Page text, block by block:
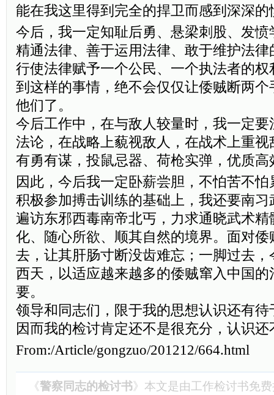
能在我这里得到完全的捍卫而感到深深的
今后，我一定知耻后勇、悬梁刺股、发
精通法律、善于运用法律、敢于维护法
行使法律赋予一个公民、一个执法者的
到这样的事情，绝不会仅仅让倭贼断两
他们了。
今后工作中，在与敌人较量时，我一定
法论，在战略上藐视敌人，在战术上重
有勇有谋，投鼠忌器、荷枪实弹，优质
因此，今后我一定卧薪尝胆，不怕苦不
积极参加搏击训练的基础上，我还要南
遍访东邪西毒南帝北丐，力求通晓武术
化、随心所欲、顺其自然的境界。面对
去，让其肝肠寸断没齿难忘；一脚过去
西天，以适应越来越多的倭贼窜入中国
要。
领导和同志们，限于我的思想认识还有
因而我的检讨肯定还不是很充分，认识还
From:/Article/gongzuo/201212/664.html
《警察同志的检讨书》本文是由工作检讨书免